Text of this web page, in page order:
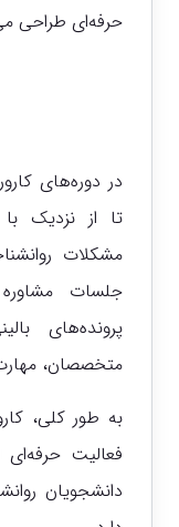
حرفه‌ای طراحی
در دوره‌های
تا از نزدیک
مشکلات
جلسات
پرونده‌های
متخصصان،
به طور کلی،
فعالیت
دانشجویان